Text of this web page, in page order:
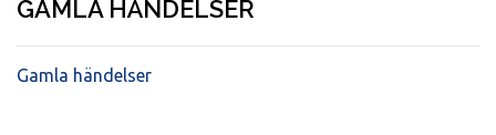
GAMLA HÄNDELSER
Gamla händelser